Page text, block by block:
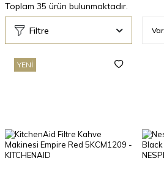
Toplam 35 ürün bulunmaktadır.
Filtre
YENI